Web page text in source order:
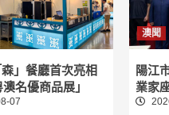
」餐廳首次亮相
澳名優商品展」
07
澳聞
陽江
業家